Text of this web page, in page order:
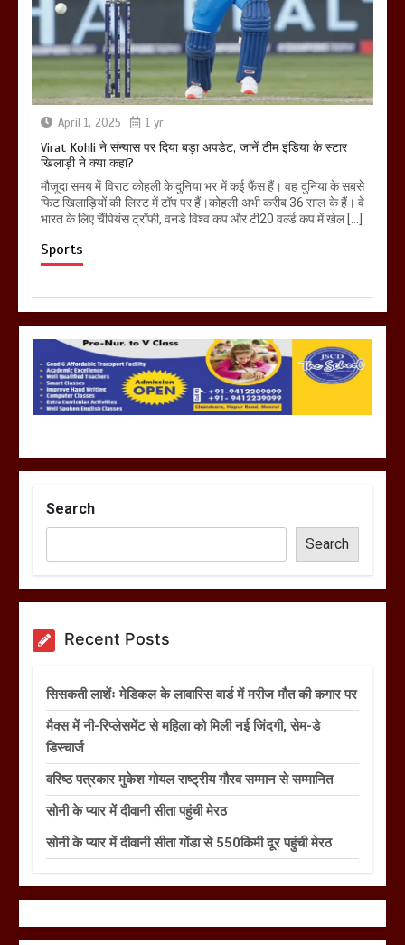
April 1, 2025 1 yr
Virat Kohli ने संन्यास पर दिया बड़ा अपडेट, जानें टीम इंडिया के स्टार
खिलाड़ी ने क्या कहा?
मौजूदा समय में विराट कोहली के दुनिया भर में कई फैंस हैं। वह दुनिया के सबसे
फिट खिलाड़ियों की लिस्ट में टॉप पर हैं।कोहली अभी करीब 36 साल के हैं। वे
भारत के लिए चैंपियंस ट्रॉफी, वनडे विश्व कप और टी20 वर्ल्ड कप में खेल […]
Sports
Search
Search
Recent Posts
सिसकती लाशेंः मेडिकल के लावारिस वार्ड में मरीज मौत की कगार पर
मैक्स में नी-रिप्लेसमेंट से महिला को मिली नई जिंदगी, सेम-डे
डिस्चार्ज
वरिष्ठ पत्रकार मुकेश गोयल राष्ट्रीय गौरव सम्मान से सम्मानित
सोनी के प्यार में दीवानी सीता पहुंची मेरठ
सोनी के प्यार में दीवानी सीता गोंडा से 550किमी दूर पहुंची मेरठ